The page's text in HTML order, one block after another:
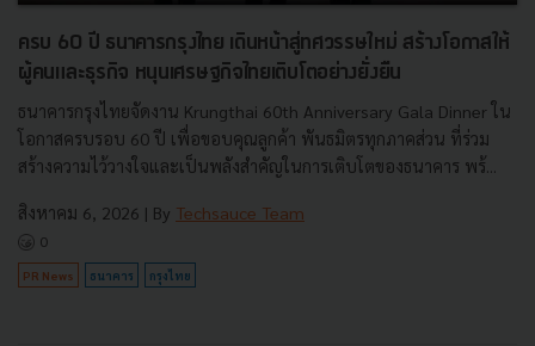
ครบ 60 ปี ธนาคารกรุงไทย เดินหน้าสู่ทศวรรษใหม่ สร้างโอกาสให้
ผู้คนและธุรกิจ หนุนเศรษฐกิจไทยเติบโตอย่างยั่งยืน
ธนาคารกรุงไทยจัดงาน Krungthai 60th Anniversary Gala Dinner ใน
โอกาสครบรอบ 60 ปี เพื่อขอบคุณลูกค้า พันธมิตรทุกภาคส่วน ที่ร่วม
สร้างความไว้วางใจและเป็นพลังสำคัญในการเติบโตของธนาคาร พร้...
สิงหาคม 6, 2026 | By Techsauce Team
0
PR News ธนาคาร กรุงไทย